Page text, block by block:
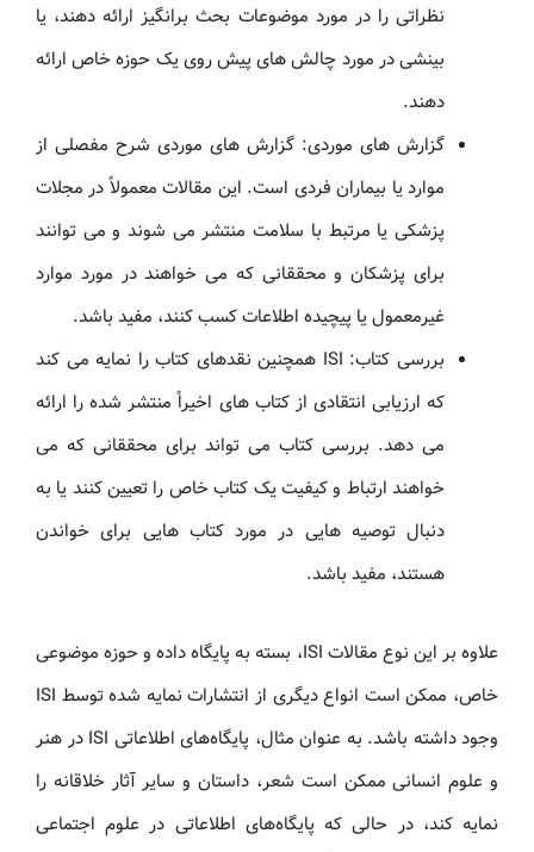
نظراتی را در مورد موضوعات بحث برانگیز ارائه دهند، یا
بینشی در مورد چالش های پیش روی یک حوزه خاص ارائه
دهند.
گزارش های موردی: گزارش های موردی شرح مفصلی از
موارد یا بیماران فردی است. این مقالات معمولاً در مجلات
پزشکی یا مرتبط با سلامت منتشر می شوند و می توانند
برای پزشکان و محققانی که می خواهند در مورد موارد
غیرمعمول یا پیچیده اطلاعات کسب کنند، مفید باشد.
بررسی کتاب: ISI همچنین نقدهای کتاب را نمایه می کند
که ارزیابی انتقادی از کتاب های اخیراً منتشر شده را ارائه
می دهد. بررسی کتاب می تواند برای محققانی که می
خواهند ارتباط و کیفیت یک کتاب خاص را تعیین کنند یا به
دنبال توصیه هایی در مورد کتاب هایی برای خواندن
هستند، مفید باشد.
علاوه بر این نوع مقالات ISI، بسته به پایگاه داده و حوزه موضوعی
خاص، ممکن است انواع دیگری از انتشارات نمایه شده توسط ISI
وجود داشته باشد. به عنوان مثال، پایگاه‌های اطلاعاتی ISI در هنر
و علوم انسانی ممکن است شعر، داستان و سایر آثار خلاقانه را
نمایه کند، در حالی که پایگاه‌های اطلاعاتی در علوم اجتماعی